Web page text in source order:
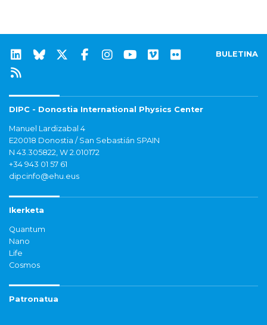
BULETINA
DIPC - Donostia International Physics Center
Manuel Lardizabal 4
E20018 Donostia / San Sebastián SPAIN
N 43.305822, W 2.010172
+34 943 01 57 61
dipcinfo@ehu.eus
Ikerketa
Quantum
Nano
Life
Cosmos
Patronatua